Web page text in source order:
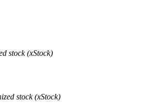
sobre cómo obtener ingresos pasivos
stock (xStock)
stock (xStock)